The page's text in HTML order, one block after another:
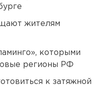
жителям
которыми
регионы РФ
к затяжной